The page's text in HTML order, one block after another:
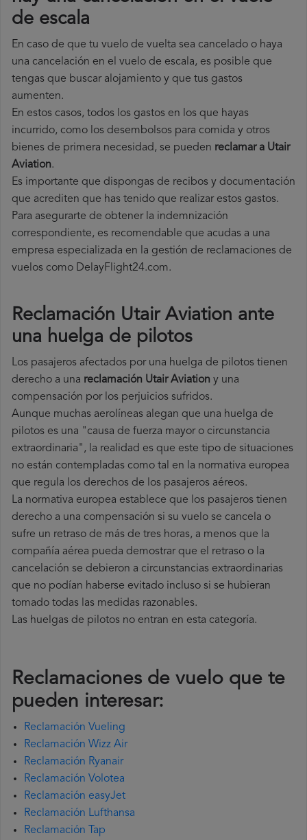
de escala
En caso de que tu vuelo de vuelta sea cancelado o haya
una cancelación en el vuelo de escala, es posible que
tengas que buscar alojamiento y que tus gastos
aumenten.
En estos casos, todos los gastos en los que hayas
incurrido, como los desembolsos para comida y otros
bienes de primera necesidad, se pueden reclamar a Utair
Aviation.
Es importante que dispongas de recibos y documentación
que acrediten que has tenido que realizar estos gastos.
Para asegurarte de obtener la indemnización
correspondiente, es recomendable que acudas a una
empresa especializada en la gestión de reclamaciones de
vuelos como DelayFlight24.com.
Reclamación Utair Aviation ante
una huelga de pilotos
Los pasajeros afectados por una huelga de pilotos tienen
derecho a una reclamación Utair Aviation y una
compensación por los perjuicios sufridos.
Aunque muchas aerolíneas alegan que una huelga de
pilotos es una "causa de fuerza mayor o circunstancia
extraordinaria", la realidad es que este tipo de situaciones
no están contempladas como tal en la normativa europea
que regula los derechos de los pasajeros aéreos.
La normativa europea establece que los pasajeros tienen
derecho a una compensación si su vuelo se cancela o
sufre un retraso de más de tres horas, a menos que la
compañía aérea pueda demostrar que el retraso o la
cancelación se debieron a circunstancias extraordinarias
que no podían haberse evitado incluso si se hubieran
tomado todas las medidas razonables.
Las huelgas de pilotos no entran en esta categoría.
Reclamaciones de vuelo que te
pueden interesar:
Reclamación Vueling
Reclamación Wizz Air
Reclamación Ryanair
Reclamación Volotea
Reclamación easyJet
Reclamación Lufthansa
Reclamación Tap